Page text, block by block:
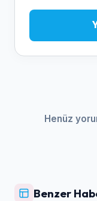
Henüz
Benzer